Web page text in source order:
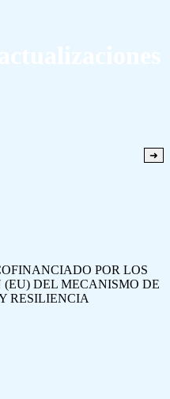
POR LOS
DEL MECANISMO DE
RESILIENCIA